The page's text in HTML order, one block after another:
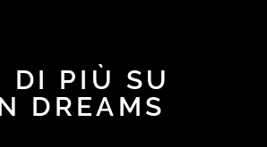
DI PIÙ SU
DREAMS